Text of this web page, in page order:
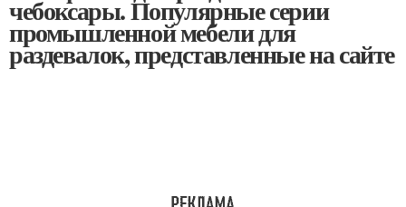
чебоксары. Популярные серии
промышленной мебели для
раздевалок, представленные на сайте